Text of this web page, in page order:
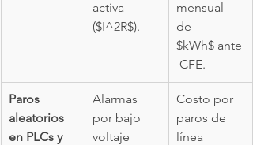
activa
($I^2R$).
mensual
de
$kWh$ ante
CFE.
Paros
aleatorios
en PLCs y
Alarmas
por bajo
voltaje
Costo por
paros de
línea